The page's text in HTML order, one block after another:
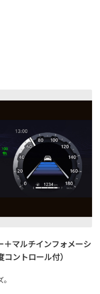
＋マルチインフォメーシ
ントロール付）